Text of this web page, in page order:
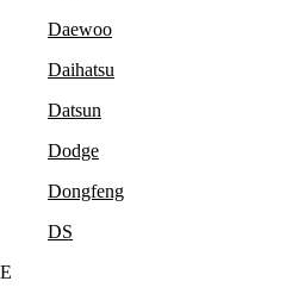
Daewoo
Daihatsu
Datsun
Dodge
Dongfeng
DS
E